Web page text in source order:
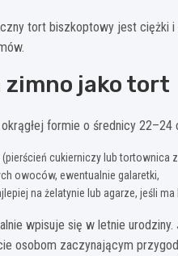
tort biszkoptowy jest ciężki
zimno jako tort
formie o średnicy 22–24
(pierścień cukierniczy lub tortownica
owoców, ewentualnie galaretki,
na żelatynie lub agarze, jeśli ma
wpisuje się w letnie
osobom zaczynającym